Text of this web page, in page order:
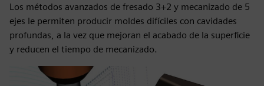
Los métodos avanzados de fresado 3+2 y mecanizado de 5
ejes le permiten producir moldes difíciles con cavidades
profundas, a la vez que mejoran el acabado de la superficie
y reducen el tiempo de mecanizado.